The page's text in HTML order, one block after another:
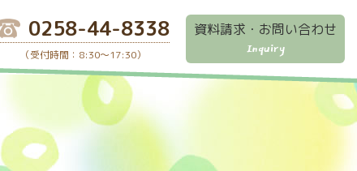
0258-44-8338
（受付時間：8:30～17:30）
資料請求・お問い合わせ
Inquiry